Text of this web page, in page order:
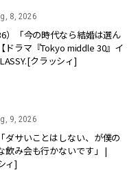
8, 2026
）「今の時代なら結婚は選ん
ドラマ『Tokyo middle 30』イ
クラッシィ]
9, 2026
ダサいことはしない、が僕の
飲み会も行かないです」 |
ィ]